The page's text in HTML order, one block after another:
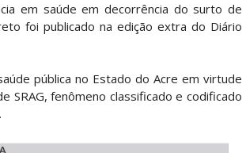
em saúde em decorrência do surto de
foi publicado na edição extra do Diário
pública no Estado do Acre em virtude
SRAG, fenômeno classificado e codificado